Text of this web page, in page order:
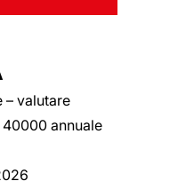
– valutare
annuale